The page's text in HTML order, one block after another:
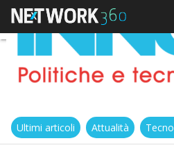
Ultimi articoli Attualità